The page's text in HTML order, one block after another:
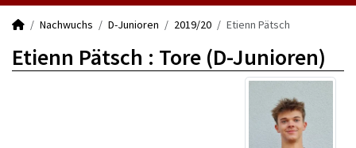
Nachwuchs D-Junioren 2019/20 Etienn Pätsch
Etienn Pätsch : Tore (D-Junioren)